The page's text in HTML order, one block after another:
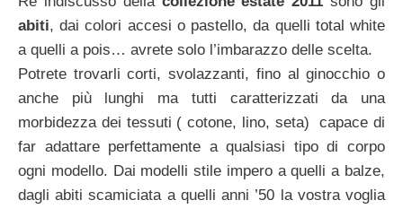
abiti, dai colori accesi o pastello, da quelli total white
a quelli a pois… avrete solo l’imbarazzo delle scelta.
Potrete trovarli corti, svolazzanti, fino al ginocchio o
anche più lunghi ma tutti caratterizzati da una
morbidezza dei tessuti ( cotone, lino, seta) capace di
far adattare perfettamente a qualsiasi tipo di corpo
ogni modello. Dai modelli stile impero a quelli a balze,
dagli abiti scamiciata a quelli anni ’50 la vostra voglia